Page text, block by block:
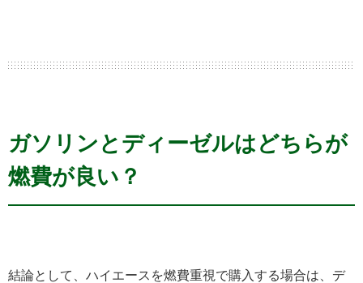
ガソリンとディーゼルはどちらが
燃費が良い？
結論として、ハイエースを燃費重視で購入する場合は、デ